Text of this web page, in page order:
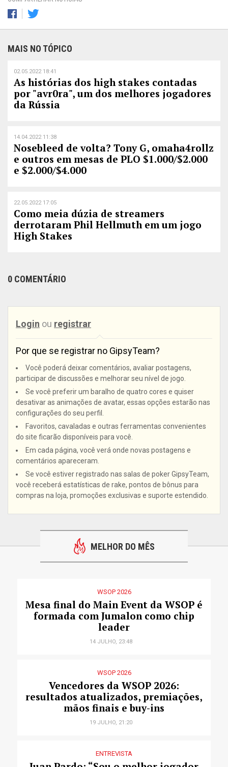
MAIS NO TÓPICO
02.05.2022 18:41
As histórias dos high stakes contadas
por "avr0ra", um dos melhores jogadores
da Rússia
14.04.2022 11:38
Nosebleed de volta? Tony G, omaha4rollz
e outros em mesas de PLO $1.000/$2.000
e $2.000/$4.000
22.05.2022 17:05
Como meia dúzia de streamers
derrotaram Phil Hellmuth em um jogo
High Stakes
0 COMENTÁRIO
Login ou registrar
Por que se registrar no GipsyTeam?
Você poderá deixar comentários, avaliar postagens,
participar de discussões e melhorar seu nível de jogo.
Se você preferir um baralho de quatro cores e quiser
desativar as animações de avatar, essas opções estarão nas
configurações do seu perfil.
Favoritos, cavaladas e outras ferramentas convenientes
do site ficarão disponíveis para você.
Em cada página, você verá onde novas postagens e
comentários apareceram.
Se você estiver registrado nas salas de poker GipsyTeam,
você receberá estatísticas de rake, pontos de bônus para
compras na loja, promoções exclusivas e suporte estendido.
MELHOR DO MÊS
WSOP 2026
Mesa final do Main Event da WSOP é
formada com Jumalon como chip
leader
14 JULHO, 23:48
WSOP 2026
Vencedores da WSOP 2026:
resultados atualizados, premiações,
mãos finais e buy-ins
19 JULHO, 21:20
ENTREVISTA